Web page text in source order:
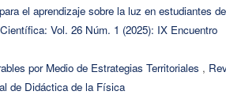
el aprendizaje sobre la luz en estudiantes
Vol. 26 Núm. 1 (2025): IX Encuentro
por Medio de Estrategias Territoriales ,
de Didáctica de la Física